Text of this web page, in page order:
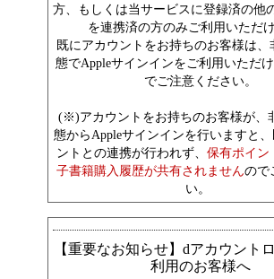
方、もしくは当サービスに登録済の他
を連携済の方のみご利用いただけ
既にアカウントをお持ちのお客様は、
態でAppleサインインをご利用いただ
でご注意ください。
(※)アカウントをお持ちのお客様が、
態からAppleサインインを行いますと
ントとの連携が行われず、 保有ポイン
子書籍購入履歴が共有されませんので
い。
【重要なお知らせ】dアカウント
利用のお客様へ